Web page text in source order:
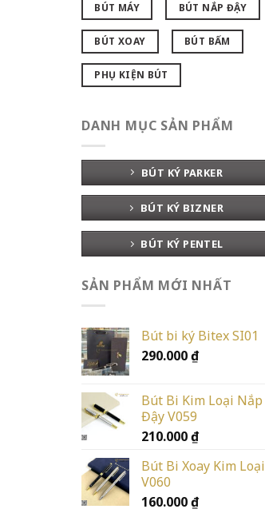
BÚT MÁY BÚT NẮP ĐẬY
BÚT XOAY BÚT BẤM
PHỤ KIỆN BÚT
DANH MỤC SẢN PHẨM
BÚT KÝ PARKER
BÚT KÝ BIZNER
BÚT KÝ PENTEL
SẢN PHẨM MỚI NHẤT
Bút bi ký Bitex SI01
290.000₫
Bút Bi Kim Loại Nắp
Đậy V059
210.000₫
Bút Bi Xoay Kim Loại
V060
160.000₫